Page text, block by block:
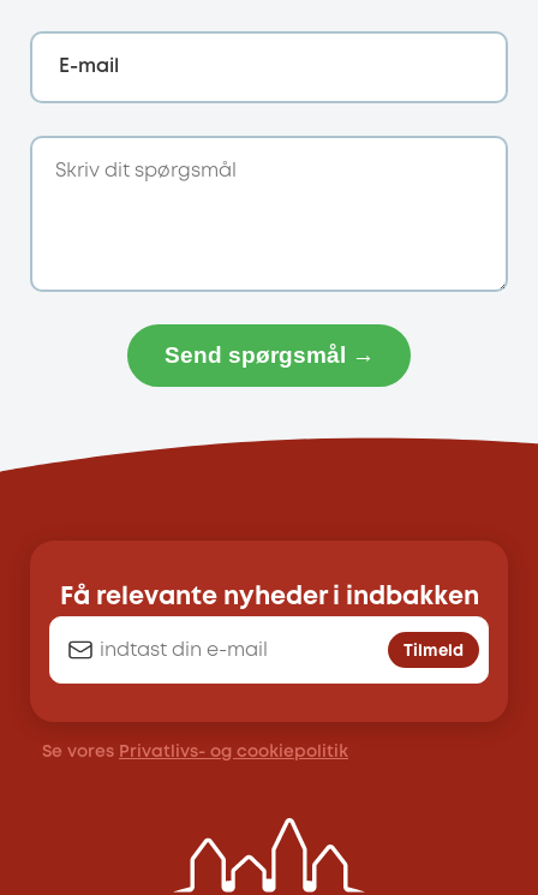
E-mail
Send spørgsmål →
Få relevante nyheder i indbakken
Tilmeld
Se vores Privatlivs- og cookiepolitik